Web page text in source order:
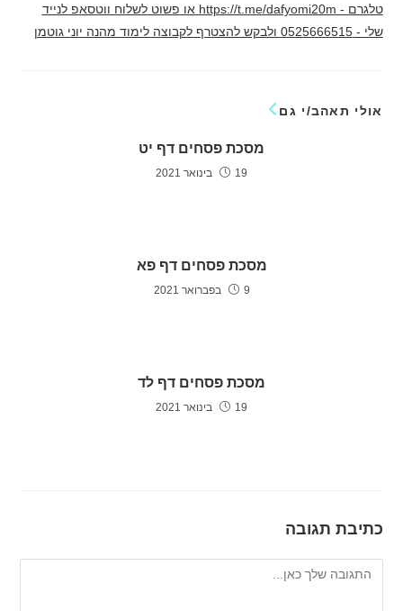
טלגרם - https://t.me/dafyomi20m או פשוט לשלוח ווטסאפ לנייד
שלי - 0525666515 ולבקש להצטרף לקבוצה לימוד מהנה יוני גוטמן
אולי תאהב/י גם
מסכת פסחים דף יט
19 בינואר 2021
מסכת פסחים דף פא
9 בפברואר 2021
מסכת פסחים דף לד
19 בינואר 2021
כתיבת תגובה
להגיב